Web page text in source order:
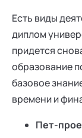
Есть виды
диплом
придется
образование
базовое
времени и
Пет-